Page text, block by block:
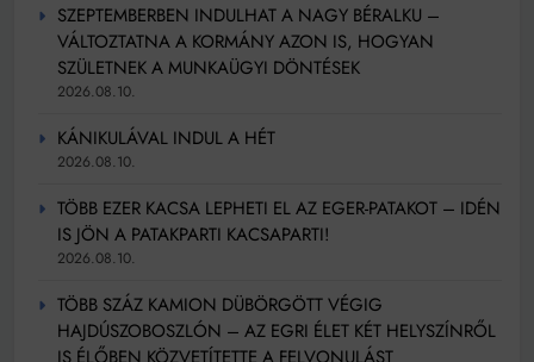
SZEPTEMBERBEN INDULHAT A NAGY BÉRALKU –
VÁLTOZTATNA A KORMÁNY AZON IS, HOGYAN
SZÜLETNEK A MUNKAÜGYI DÖNTÉSEK
2026.08.10.
KÁNIKULÁVAL INDUL A HÉT
2026.08.10.
TÖBB EZER KACSA LEPHETI EL AZ EGER-PATAKOT – IDÉN
IS JÖN A PATAKPARTI KACSAPARTI!
2026.08.10.
TÖBB SZÁZ KAMION DÜBÖRGÖTT VÉGIG
HAJDÚSZOBOSZLÓN – AZ EGRI ÉLET KÉT HELYSZÍNRŐL